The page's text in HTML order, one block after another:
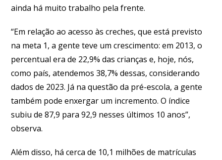
ainda há muito trabalho pela frente.
“Em relação ao acesso às creches, que está previsto
na meta 1, a gente teve um crescimento: em 2013, o
percentual era de 22,9% das crianças e, hoje, nós,
como país, atendemos 38,7% dessas, considerando
dados de 2023. Já na questão da pré-escola, a gente
também pode enxergar um incremento. O índice
subiu de 87,9 para 92,9 nesses últimos 10 anos”,
observa.
Além disso, há cerca de 10,1 milhões de matrículas